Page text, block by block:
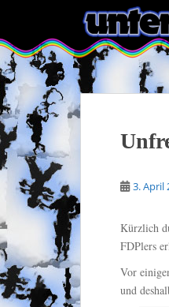
i
p
t
o
m
a
i
n
n
t
e
n
t
3. April
Kürzlich
FDPlers
Vor
und